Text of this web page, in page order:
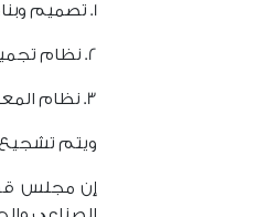
1. تصميم وبناء الجيل القادم من مراكب الميناء.
2. نظام تجميع الطاقة وشحن مراكب الموانئ الكهربائية.
3. نظام المعلومات المركزي المتكامل للعمليات البحرية.
ويتم تشجيع
إن مجلس قطر